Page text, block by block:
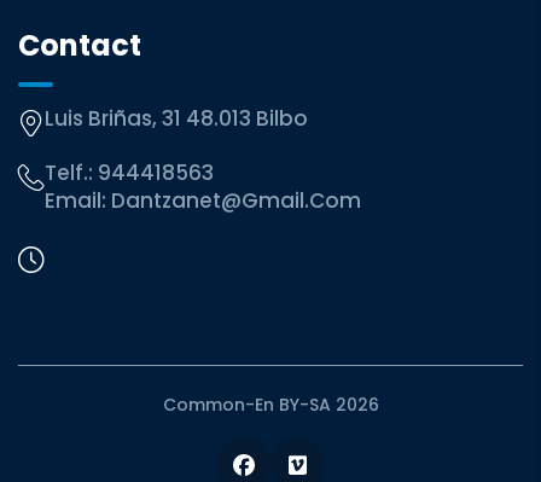
Contact
Luis Briñas, 31 48.013 Bilbo
Telf.: 944418563
Email: Dantzanet@gmail.com
Common-En BY-SA 2026